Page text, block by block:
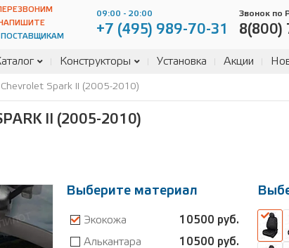
НАПИШИТЕ
ПОСТАВЩИКАМ
09:00 - 20:00
+7 (495) 989-70-31
Звонок по
8(800)
Конструкторы Установка Акции
Spark II (2005-2010)
II (2005-2010)
Выберите материал
Экокожа 10500 руб.
Алькантара 10500 руб.